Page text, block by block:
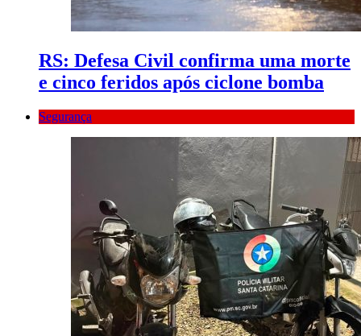
RS: Defesa Civil confirma uma morte
e cinco feridos após ciclone bomba
Segurança